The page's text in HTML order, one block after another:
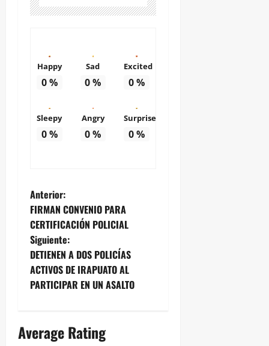
Happy
0%
Sad
0%
Excited
0%
Sleepy
0%
Angry
0%
Surprise
0%
N
a
v
e
a
Anterior:
FIRMAN CONVENIO PARA
CERTIFICACIÓN POLICIAL
Siguiente:
DETIENEN A DOS POLICÍAS
ACTIVOS DE IRAPUATO AL
PARTICIPAR EN UN ASALTO
Average Rating